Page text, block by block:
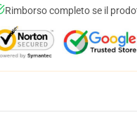
Rimborso completo se il